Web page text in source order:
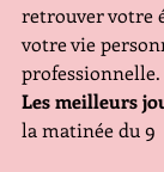
retrouver votre
votre vie
professionnelle.
Les meilleurs
la matinée du 9